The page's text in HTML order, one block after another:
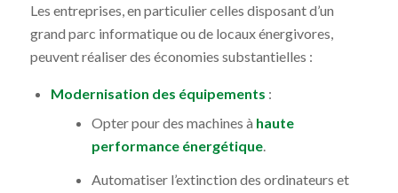
Les entreprises, en particulier celles disposant d’un
grand parc informatique ou de locaux énergivores,
peuvent réaliser des économies substantielles :
Modernisation des équipements :
Opter pour des machines à haute
performance énergétique.
Automatiser l’extinction des ordinateurs et